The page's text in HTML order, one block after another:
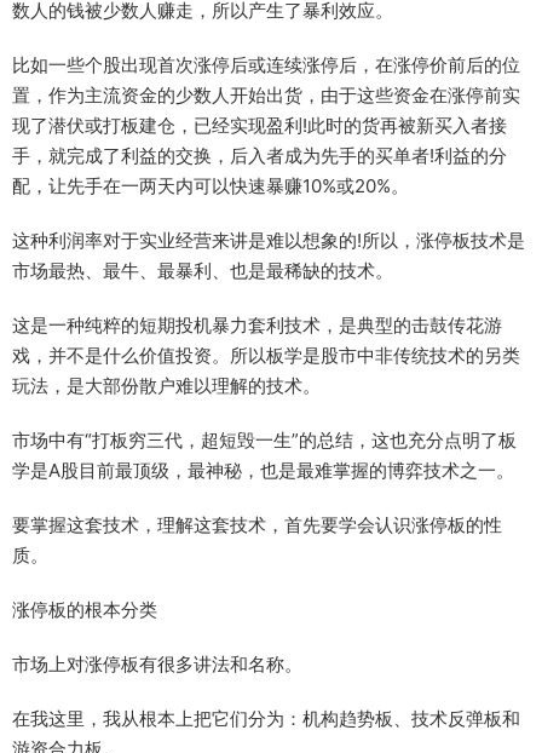
数人的钱被少数人赚走，所以产生了暴利效应。
比如一些个股出现首次涨停后或连续涨停后，在涨停价前后的位
置，作为主流资金的少数人开始出货，由于这些资金在涨停前实
现了潜伏或打板建仓，已经实现盈利!此时的货再被新买入者接
手，就完成了利益的交换，后入者成为先手的买单者!利益的分
配，让先手在一两天内可以快速暴赚10%或20%。
这种利润率对于实业经营来讲是难以想象的!所以，涨停板技术是
市场最热、最牛、最暴利、也是最稀缺的技术。
这是一种纯粹的短期投机暴力套利技术，是典型的击鼓传花游
戏，并不是什么价值投资。所以板学是股市中非传统技术的另类
玩法，是大部份散户难以理解的技术。
市场中有“打板穷三代，超短毁一生”的总结，这也充分点明了板
学是A股目前最顶级，最神秘，也是最难掌握的博弈技术之一。
要掌握这套技术，理解这套技术，首先要学会认识涨停板的性
质。
涨停板的根本分类
市场上对涨停板有很多讲法和名称。
在我这里，我从根本上把它们分为：机构趋势板、技术反弹板和